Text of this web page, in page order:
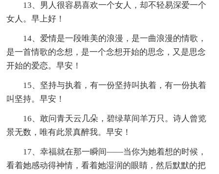
13、男人很容易喜欢一个女人，却不轻易深爱一个
女人。早上好！
14、爱情是一段唯美的浪漫，是一曲浪漫的情歌，
是一首情歌的念想，是一个念想开始的思念，又是思念
开始的爱恋。早安！
15、坚持与执着，有一份坚持叫执着，有一份执着
叫坚持。早安！
16、敢问青天云几朵，碧绿草间羊万只。诗人曾览
景无数，唯有此景真醉我。早安！
17、幸福就在那一瞬间——当你为她着想的时候，
看着她感动得神情，看着她湿润的眼睛，然后默默的把